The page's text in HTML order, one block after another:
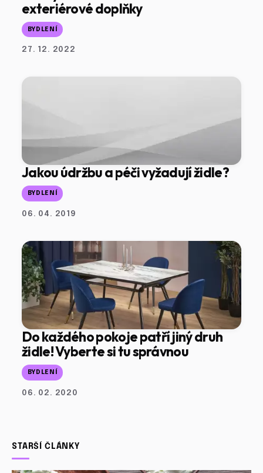
exteriérové doplňky
BYDLENÍ
27. 12. 2022
Jakou údržbu a péči vyžadují židle?
BYDLENÍ
06. 04. 2019
Do každého pokoje patří jiný druh
židle! Vyberte si tu správnou
BYDLENÍ
06. 02. 2020
STARŠÍ ČLÁNKY